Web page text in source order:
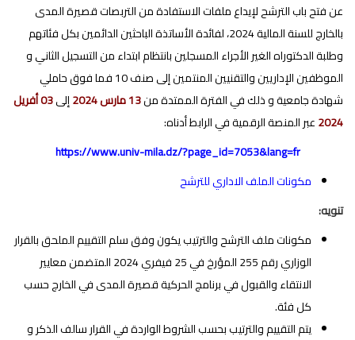
عن فتح باب الترشح لإيداع ملفات الاستفادة من التربصات قصيرة المدى
بالخارج للسنة المالية 2024، لفائدة الأساتذة الباحثين الدائمين بكل فئاتهم
وطلبة الدكتوراه الغير الأجراء المسجلين بانتظام ابتداء من التسجيل الثاني و
الموظفين الإداريين والتقنيين المنتمين إلى صنف 10 فما فوق حاملي
شهادة جامعية و ذلك في الفترة الممتدة من13 مارس 2024 إلى
03 أفريل
2024عبر المنصة الرقمية في الرابط أدناه:
https://www.univ-mila.dz/?page_id=7053&lang=fr
مكونات الملف الاداري للترشح
تنويه:
مكونات ملف الترشح والترتيب يكون وفق سلم التقييم الملحق بالقرار
الوزاري رقم 255 المؤرخ في 25 فيفري 2024 المتضمن معايير
الانتقاء والقبول في برنامج الحركية قصيرة المدى في الخارج حسب
كل فئة.
يتم التقييم والترتيب بحسب الشروط الواردة في القرار سالف الذكر و